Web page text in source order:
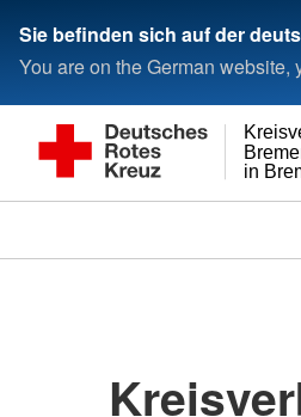
Sie befinden sich auf der
You are on the German
in